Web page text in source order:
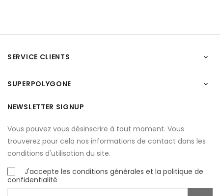
SERVICE CLIENTS 
SUPERPOLYGONE 
NEWSLETTER SIGNUP
Vous pouvez vous désinscrire à tout moment. Vous
trouverez pour cela nos informations de contact dans les
conditions d'utilisation du site.
J'accepte les conditions générales et la politique de
confidentialité